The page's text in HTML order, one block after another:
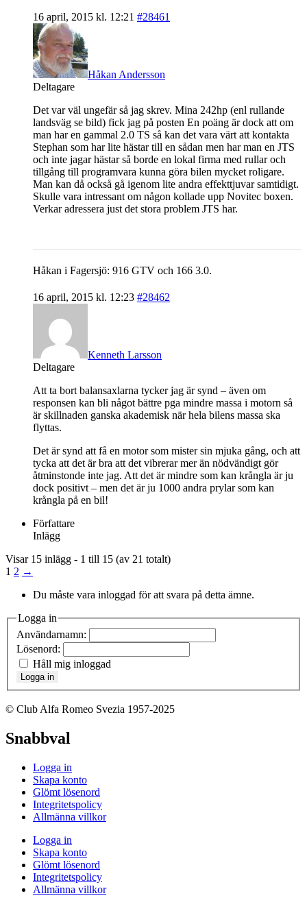
16 april, 2015 kl. 12:21 #28461
Håkan Andersson
Deltagare
Det var väl ungefär så jag skrev. Mina 242hp (enl rullande
landsväg se bild) fick jag på posten En poäng är dock att om
man har en gammal 2.0 TS så kan det vara värt att kontakta
Stephan som har lite hästar till en sådan men har man en JTS
och inte jagar hästar så borde en lokal firma med rullar och
tillgång till programvara kunna göra bilen mycket roligare.
Man kan då också gå igenom lite andra effekttjuvar samtidigt.
Skulle vara intressant om någon kollade upp Novitec boxen.
Verkar adressera just det stora problem JTS har.
Håkan i Fagersjö: 916 GTV och 166 3.0.
16 april, 2015 kl. 12:23 #28462
Kenneth Larsson
Deltagare
Att ta bort balansaxlarna tycker jag är synd – även om
responsen kan bli något bättre pga mindre massa i motorn så
är skillnaden ganska akademisk när hela bilens massa ska
flyttas.
Det är synd att få en motor som mister sin mjuka gång, och att
tycka att det är bra att det vibrerar mer än nödvändigt gör
åtminstonde inte jag. Att det är mindre som kan krångla är ju
dock positivt – men det är ju 1000 andra prylar som kan
krångla på en bil!
Författare
Inlägg
Visar 15 inlägg - 1 till 15 (av 21 totalt)
1 2 →
Du måste vara inloggad för att svara på detta ämne.
Logga in
Användarnamn:
Lösenord:
Håll mig inloggad
Logga in
© Club Alfa Romeo Svezia 1957-2025
Snabbval
Logga in
Skapa konto
Glömt lösenord
Integritetspolicy
Allmänna villkor
Logga in
Skapa konto
Glömt lösenord
Integritetspolicy
Allmänna villkor